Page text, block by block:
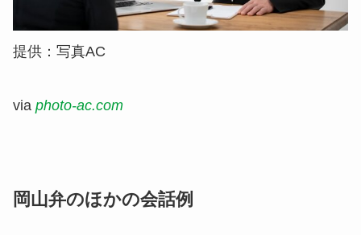
提供：写真AC
via photo-ac.com
岡山弁のほかの会話例